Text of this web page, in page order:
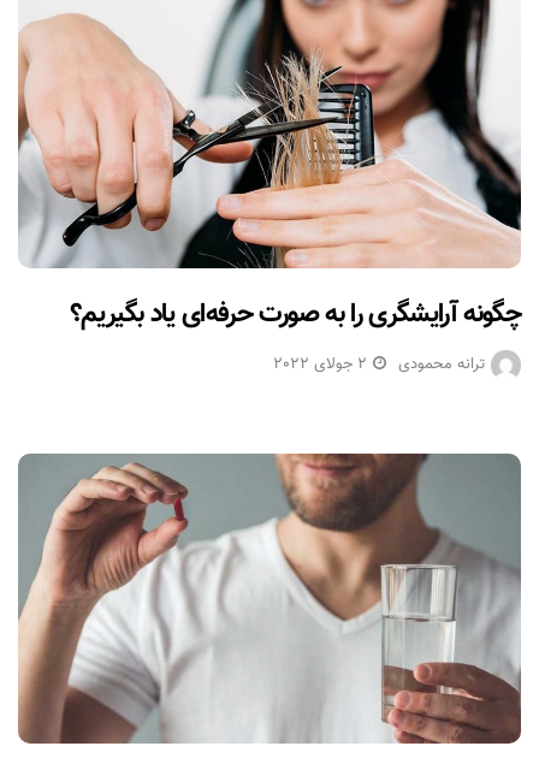
چگونه آرایشگری را به صورت حرفه‌ای یاد بگیریم؟
ترانه محمودی 2 جولای 2022